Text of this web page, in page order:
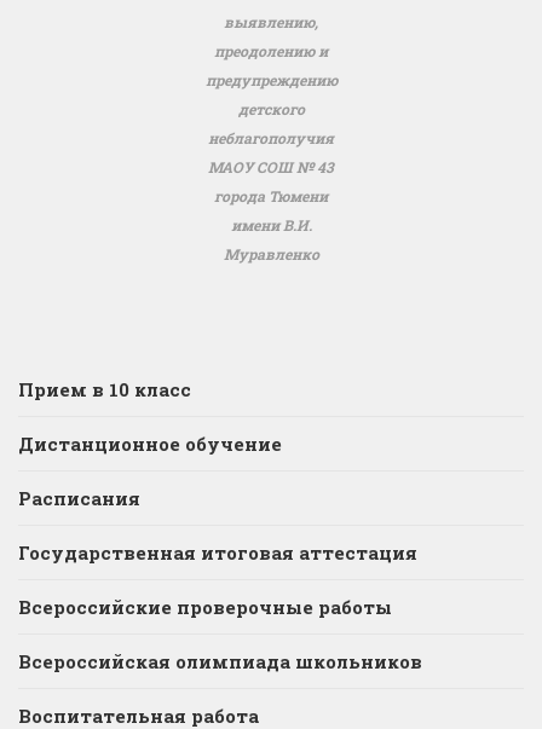
выявлению,
преодолению и
предупреждению
детского
неблагополучия
МАОУ СОШ № 43
города Тюмени
имени В.И.
Муравленко
Прием в 10 класс
Дистанционное обучение
Расписания
Государственная итоговая аттестация
Всероссийские проверочные работы
Всероссийская олимпиада школьников
Воспитательная работа